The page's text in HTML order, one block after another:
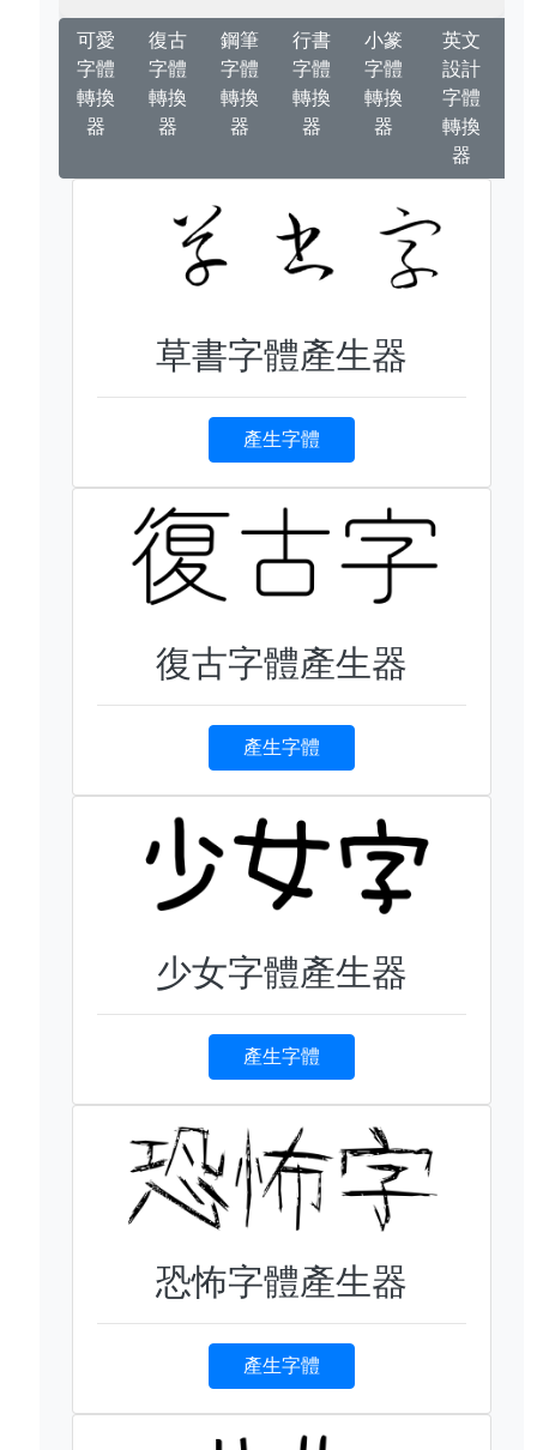
可愛
字體
轉換
器
復古
字體
轉換
器
鋼筆
字體
轉換
器
行書
字體
轉換
器
小篆
字體
轉換
器
英文
設計
字體
轉換
器
草書字體產生器
產生字體
復古字體產生器
產生字體
少女字體產生器
產生字體
恐怖字體產生器
產生字體